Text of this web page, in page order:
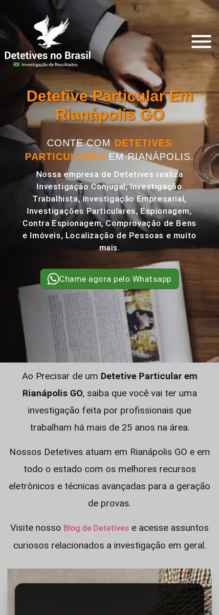
Detetive Particular Em
Rianápolis GO
CONTE COM DETETIVES
PARTICULARES EM RIANÁPOLIS.
Nossa empresa de Detetives realiza
Investigação Conjugal, Investigação
Trabalhista, Investigação Empresarial,
Investigações Particulares, Espionagem,
Contra Espionagem, Comprovação de Bens
e Imóveis, Localização de Pessoas e muito
mais.
Chame agora pelo Whatsapp
Ao Precisar de um Detetive Particular em
Rianápolis GO, saiba que você vai ter uma
investigação feita por profissionais que
trabalham há mais de 25 anos na área.
Nossos Detetives atuam em Rianápolis GO e em
todo o estado com os melhores recursos
eletrônicos e técnicas avançadas para a geração
de provas.
Visite nosso Blog de Detetives e acesse assuntos
curiosos relacionados a investigação em geral.